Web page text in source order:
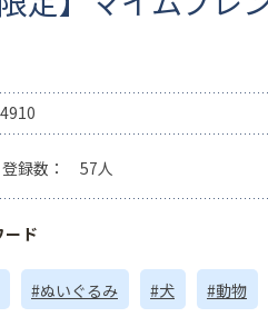
登録数： 57人
ド
#ぬいぐるみ #犬 #動物